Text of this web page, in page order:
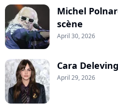
Michel
scène
April 30, 2026
Cara
April 29, 2026